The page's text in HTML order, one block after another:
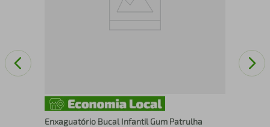
Enxaguatório Bucal Infantil Gum Patrulha